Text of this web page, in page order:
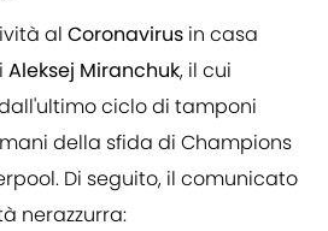
al Coronavirus in casa
Aleksej Miranchuk, il cui
ciclo di tamponi
della sfida di Champions
Di seguito, il comunicato
nerazzurra: